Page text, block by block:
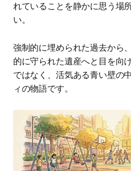
れていることを静かに思う場
い。
強制的に埋められた過去から
的に守られた遺産へと目を向
ではなく、活気ある青い壁の
ィの物語です。